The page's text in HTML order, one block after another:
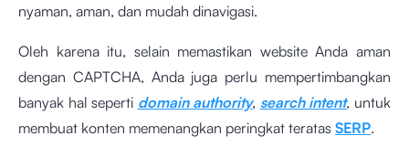
nyaman, aman, dan mudah dinavigasi.
Oleh karena itu, selain memastikan website Anda aman
dengan CAPTCHA, Anda juga perlu mempertimbangkan
banyak hal seperti domain authority, search intent, untuk
membuat konten memenangkan peringkat teratas SERP.